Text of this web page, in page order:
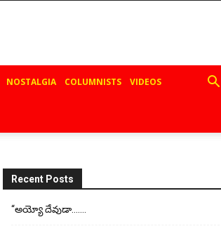
NOSTALGIA COLUMNISTS VIDEOS
Recent Posts
“అయ్యో దేవుడా…….